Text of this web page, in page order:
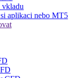
vkladu
aplikaci nebo MT5